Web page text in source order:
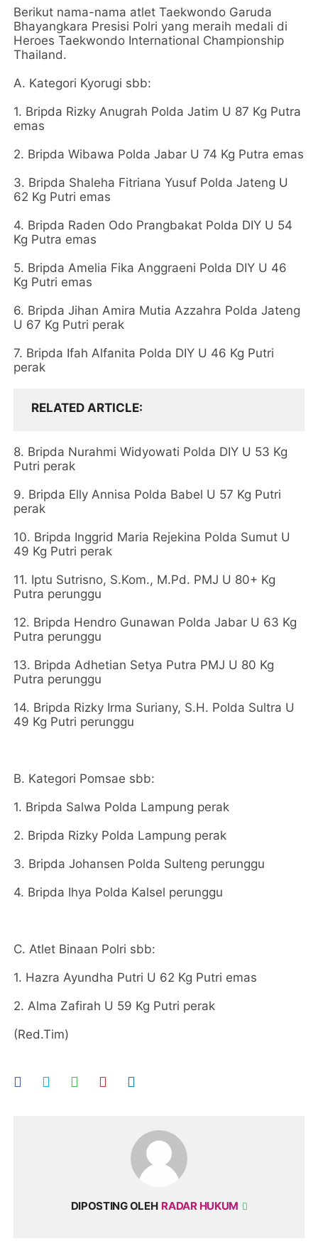
Berikut nama-nama atlet Taekwondo Garuda
Bhayangkara Presisi Polri yang meraih medali di
Heroes Taekwondo International Championship
Thailand.
A. Kategori Kyorugi sbb:
1. Bripda Rizky Anugrah Polda Jatim U 87 Kg Putra
emas
2. Bripda Wibawa Polda Jabar U 74 Kg Putra emas
3. Bripda Shaleha Fitriana Yusuf Polda Jateng U
62 Kg Putri emas
4. Bripda Raden Odo Prangbakat Polda DIY U 54
Kg Putra emas
5. Bripda Amelia Fika Anggraeni Polda DIY U 46
Kg Putri emas
6. Bripda Jihan Amira Mutia Azzahra Polda Jateng
U 67 Kg Putri perak
7. Bripda Ifah Alfanita Polda DIY U 46 Kg Putri
perak
RELATED ARTICLE
8. Bripda Nurahmi Widyowati Polda DIY U 53 Kg
Putri perak
9. Bripda Elly Annisa Polda Babel U 57 Kg Putri
perak
10. Bripda Inggrid Maria Rejekina Polda Sumut U
49 Kg Putri perak
11. Iptu Sutrisno, S.Kom., M.Pd. PMJ U 80+ Kg
Putra perunggu
12. Bripda Hendro Gunawan Polda Jabar U 63 Kg
Putra perunggu
13. Bripda Adhetian Setya Putra PMJ U 80 Kg
Putra perunggu
14. Bripda Rizky Irma Suriany, S.H. Polda Sultra U
49 Kg Putri perunggu
B. Kategori Pomsae sbb:
1. Bripda Salwa Polda Lampung perak
2. ⁠Bripda Rizky Polda Lampung perak
3. ⁠Bripda Johansen Polda Sulteng perunggu
4. ⁠Bripda Ihya Polda Kalsel perunggu
C. Atlet Binaan Polri sbb:
1. Hazra Ayundha Putri U 62 Kg Putri emas
2. Alma Zafirah U 59 Kg Putri perak
(Red.Tim)
DIPOSTING OLEH RADAR HUKUM